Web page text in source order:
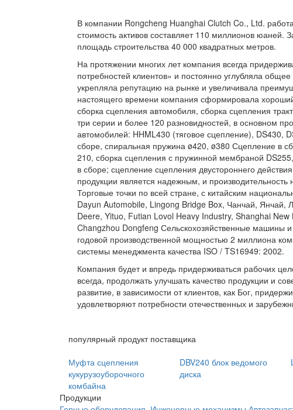
В компании Rongcheng Huanghai Clutch Co., Ltd.
стоимость активов составляет 110 миллионов
площадь строительства 40 000 квадратных метров.
На протяжении многих лет компания всегда
потребностей клиентов» и постоянно углубляла
укрепляла репутацию на рынке и увеличивала
настоящего времени компания сформировала
сборка сцепления автомобиля, сборка сцепления
три серии и более 120 разновидностей, в основном
автомобилей: HHML430 (тяговое сцепление), DS430,
сборе, спиральная пружина ø420, ø380 Сцепление в
210, сборка сцепления с пружинной мембраной
в сборе; сцепление сцепления двустороннего
продукции является надежным, и
Торговые точки по всей стране, с китайским
Dayun Automobile, Lingong Bridge Box, Чанчай,
Deere, Yituo, Futian Lovol Heavy Industry, Shanghai
Changzhou Dongfeng Сельскохозяйственные машины
годовой производственной мощностью 2 миллиона
системы менеджмента качества ISO / TS16949: 2002.
Компания будет и впредь придерживаться рабочих
всегда, продолжать улучшать качество продукции и
развитие, в зависимости от клиентов, как Бог,
удовлетворяют потребности отечественных и
популярный продукт поставщика
Муфта сцепления
кукурузоуборочного
комбайна
DBV240 блок ведомого
диска
Продукции